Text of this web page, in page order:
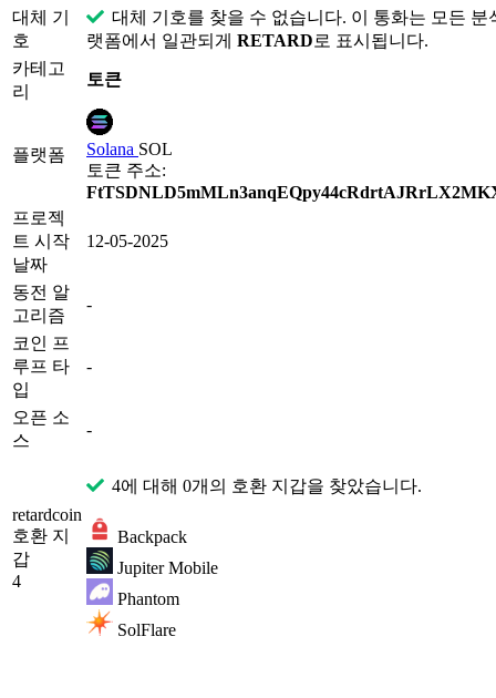
대체 기
호
대체 기호를 찾을 수 없습니다. 이 통화는 모든 분
랫폼에서 일관되게 RETARD로 표시됩니다.
카테고
리
토큰
플랫폼 Solana SOL
토큰 주소:
프로젝
트 시작
날짜
12-05-2025
동전 알
고리즘
-
코인 프
루프 타
입
-
오픈 소
스
-
retardcoin
호환 지
갑
4
4에 대해 0개의 호환 지갑을 찾았습니다.
Backpack
Jupiter Mobile
Phantom
SolFlare